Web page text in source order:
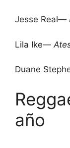
Jesse Real—
Lila Ike—
Duane
año